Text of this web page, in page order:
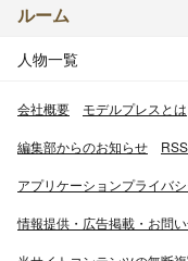
ルーム
人物一覧
会社概要 モデルプレスとは
編集部からのお知らせ
アプリケーションプライバ
情報提供・広告掲載・お問